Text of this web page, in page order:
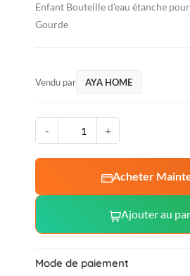
Enfant Bouteille d'eau étanche
Gourde
Vendu par AYA HOME
- +
Acheter
Ajouter au
Mode de paiement